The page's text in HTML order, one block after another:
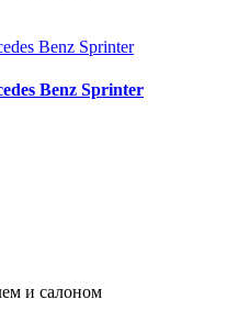
Benz Sprinter
и салоном